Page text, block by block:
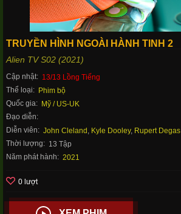
TRUYỀN HÌNH NGOÀI HÀNH TINH 2
Alien TV S02 (2021)
Cập nhật: 13/13 Lồng Tiếng
Thể loại: Phim bộ
Quốc gia: Mỹ / US-UK
Đạo diễn:
Diễn viên: John Cleland , Kyle Dooley, Rupert Degas
Thời lượng: 13 Tập
Năm phát hành: 2021
0 lượt